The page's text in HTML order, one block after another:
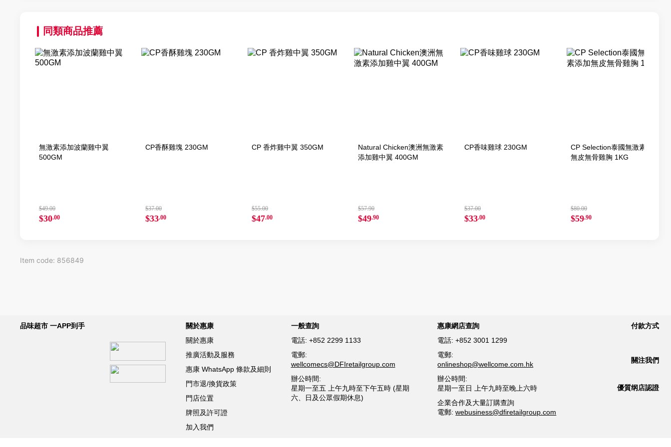
同類商品推薦
無激素添加波蘭雞中翼
500GM
$49.00
$30.00
CP香酥雞塊 230GM
$37.00
$33.00
CP 香炸雞中翼 350GM
$55.00
$47.00
Natural Chicken澳洲無激素
添加雞中翼 400GM
$57.90
$49.90
CP香味雞球 230GM
$37.00
$33.00
CP Selection泰國無激素添加
無皮無骨雞胸 1KG
$80.00
$59.90
Item code: 856849
品味超市 一APP到手
關於惠康
關於惠康
推廣活動及服務
惠康 WhatsApp 條款及細則
門市退/換貨政策
門店位置
牌照及許可證
加入我們
一般查詢
電話: +852 2299 1133
電郵:
wellcomecs@DFIretailgroup.com
辦公時間:
星期一至五 上午九時至下午五時 (星期
六、日及公眾假期休息)
惠康網店查詢
電話:+852 3001 1299
電郵:
onlineshop@wellcome.com.hk
辦公時間:
星期一至日 上午九時至晚上六時
企業合作及大量訂購查詢
電郵:webusiness@dfiretailgroup.com
付款方式
關注我們
優質纲店認證